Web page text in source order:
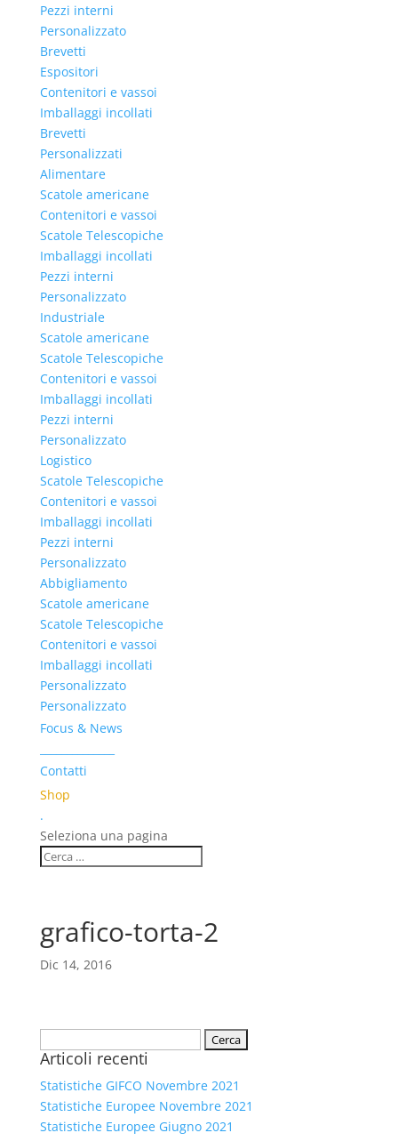
Pezzi interni
Personalizzato
Brevetti
Espositori
Contenitori e vassoi
Imballaggi incollati
Brevetti
Personalizzati
Alimentare
Scatole americane
Contenitori e vassoi
Scatole Telescopiche
Imballaggi incollati
Pezzi interni
Personalizzato
Industriale
Scatole americane
Scatole Telescopiche
Contenitori e vassoi
Imballaggi incollati
Pezzi interni
Personalizzato
Logistico
Scatole Telescopiche
Contenitori e vassoi
Imballaggi incollati
Pezzi interni
Personalizzato
Abbigliamento
Scatole americane
Scatole Telescopiche
Contenitori e vassoi
Imballaggi incollati
Personalizzato
Personalizzato
Focus & News
Contatti
Shop
.
Seleziona una pagina
grafico-torta-2
Dic 14, 2016
per:
Articoli recenti
Statistiche GIFCO Novembre 2021
Statistiche Europee Novembre 2021
Statistiche Europee Giugno 2021